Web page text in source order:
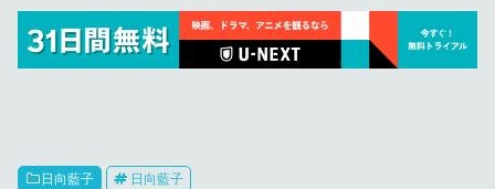
日向藍子 日向藍子